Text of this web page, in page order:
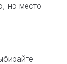
но место